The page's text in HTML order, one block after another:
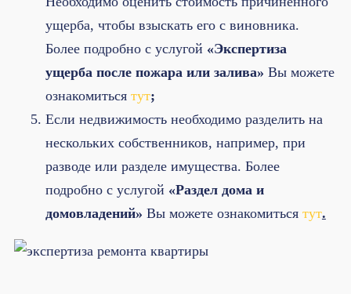
ущерба, чтобы взыскать его с виновника.
Более подробно с услугой «Экспертиза
ущерба после пожара или залива» Вы можете
ознакомиться тут;
Если недвижимость необходимо разделить на
нескольких собственников, например, при
разводе или разделе имущества. Более
подробно с услугой «Раздел дома и
домовладений» Вы можете ознакомиться тут.